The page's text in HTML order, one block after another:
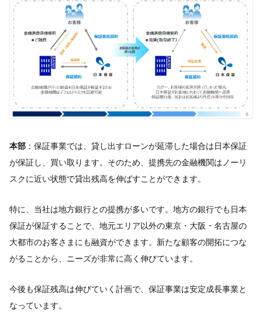
本部 ：保証事業では、貸し出すローンが延滞した場合は日本保証
が保証し、買い取ります。そのため、提携先の金融機関はノーリ
スクに近い状態で貸出残高を伸ばすことができます。
特に、当社は地方銀行との提携が多いです。地方の銀行でも日本
保証が保証することで、地元エリア以外の東京・大阪・名古屋の
大都市のお客さまにも融資ができます。新たな顧客の開拓につな
がることから、ニーズが非常に高く伸びています。
今後も保証残高は伸びていく計画で、保証事業は安定成長事業と
なっています。